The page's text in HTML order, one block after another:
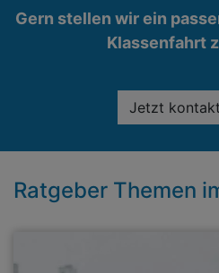
Gern stellen wir ein
Klassenfahrt
Jetzt
Ratgeber Themen